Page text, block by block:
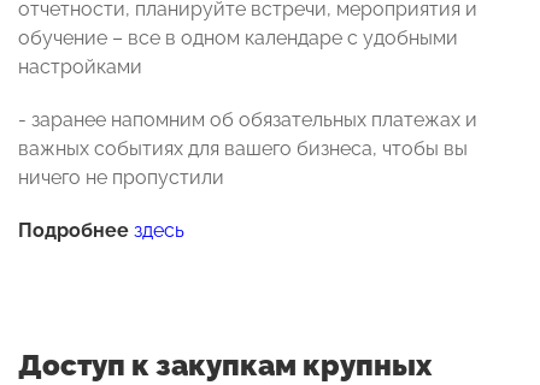
отчетности, планируйте встречи, мероприятия и
обучение – все в одном календаре с удобными
настройками
- заранее напомним об обязательных платежах и
важных событиях для вашего бизнеса, чтобы вы
ничего не пропустили
Подробнее здесь
Доступ к закупкам крупных